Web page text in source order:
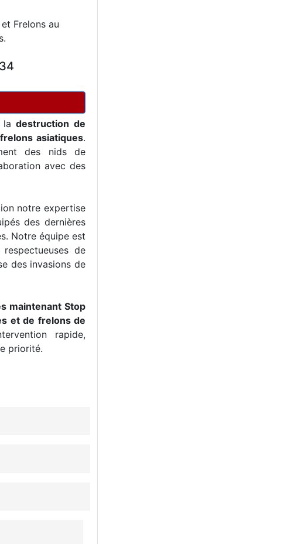
Frelons au
ladestruction de
asiatiques.
des nids de
avec des
notre expertise
des dernières
Notre équipe est
de
des invasions de
maintenant Stop
et de frelons de
rapide,
priorité.